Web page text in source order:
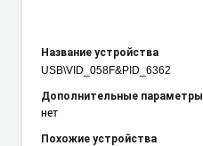
Название устройства
USB\VID_058F&PID_6362
Дополнительные параметры
нет
Похожие устройства